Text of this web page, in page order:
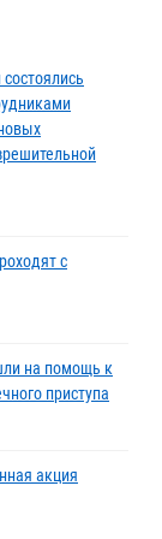
с
на помощь к
приступа
акция
Росгвардии
с
на помощь к
приступа
акция